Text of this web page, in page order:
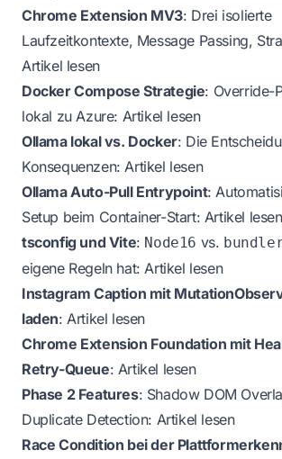
Chrome Extension MV3: Drei isolierte
Laufzeitkontexte, Message Passing,
Artikel lesen
Docker Compose Strategie: Override-
lokal zu Azure: Artikel lesen
Ollama lokal vs. Docker: Die
Konsequenzen: Artikel lesen
Ollama Auto-Pull Entrypoint:
Setup beim Container-Start: Artikel lesen
tsconfig und Vite: Node16 vs.
eigene Regeln hat: Artikel lesen
Instagram Caption mit
laden: Artikel lesen
Chrome Extension Foundation mit
Retry-Queue: Artikel lesen
Phase 2 Features: Shadow DOM
Duplicate Detection: Artikel lesen
Race Condition bei der